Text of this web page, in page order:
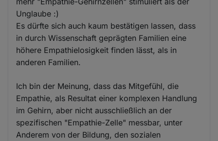
Unglaube :)
Es dürfte sich auch kaum bestätigen lassen, dass
in durch Wissenschaft geprägten Familien eine
höhere Empathielosigkeit finden lässt, als in
anderen Familien.
Ich bin der Meinung, dass das Mitgefühl, die
Empathie, als Resultat einer komplexen Handlung
im Gehirn, aber nicht ausschließlich an der
spezifischen "Empathie-Zelle" messbar, unter
Anderem von der Bildung, den sozialen